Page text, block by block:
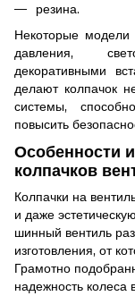
резина.
Некоторые
давления,
декоративными
делают колпачок
системы,
повысить
Особенности
колпачков
Колпачки на
и даже
шинный вентиль
изготовления, от
Грамотно
надежность колеса